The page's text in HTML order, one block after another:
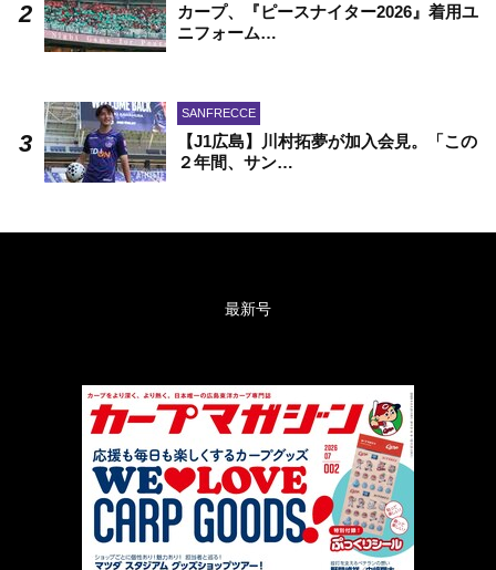
カープ、『ピースナイター2026』着用ユ
ニフォーム…
SANFRECCE
【J1広島】川村拓夢が加入会見。「この
２年間、サン…
最新号